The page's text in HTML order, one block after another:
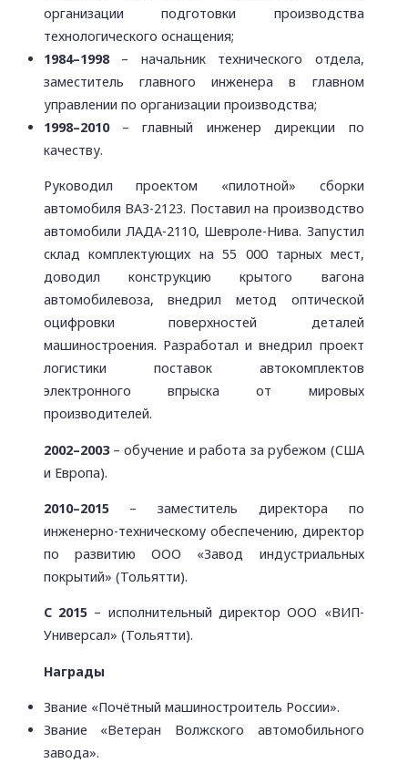
организации подготовки производства
технологического оснащения;
1984–1998– начальник технического отдела,
заместитель главного инженера в главном
управлении по организации производства;
1998–2010 – главный инженер дирекции по
качеству.
Руководил проектом «пилотной» сборки
автомобиля ВАЗ-2123. Поставил на производство
автомобили ЛАДА-2110, Шевроле-Нива. Запустил
склад комплектующих на 55 000 тарных мест,
доводил конструкцию крытого вагона
автомобилевоза, внедрил метод оптической
оцифровки поверхностей деталей
машиностроения. Разработал и внедрил проект
логистики поставок автокомплектов
электронного впрыска от мировых
производителей.
2002–2003– обучение и работа за рубежом (США
и Европа).
2010–2015– заместитель директора по
инженерно-техническому обеспечению, директор
по развитию ООО «Завод индустриальных
покрытий» (Тольятти).
С 2015 – исполнительный директор ООО «ВИП-
Универсал» (Тольятти).
Награды
Звание «Почётный машиностроитель России».
Звание «Ветеран Волжского автомобильного
завода».